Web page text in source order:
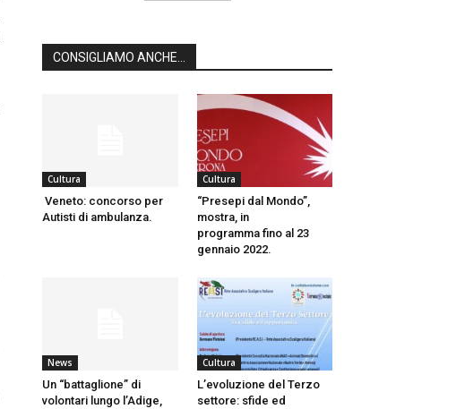
CONSIGLIAMO ANCHE...
Cultura
Veneto: concorso per
Autisti di ambulanza.
Cultura
“Presepi dal Mondo”,
mostra, in
programma fino al 23
gennaio 2022.
News
Un “battaglione” di
volontari lungo l’Adige,
Cultura
L’evoluzione del Terzo
settore: sfide ed